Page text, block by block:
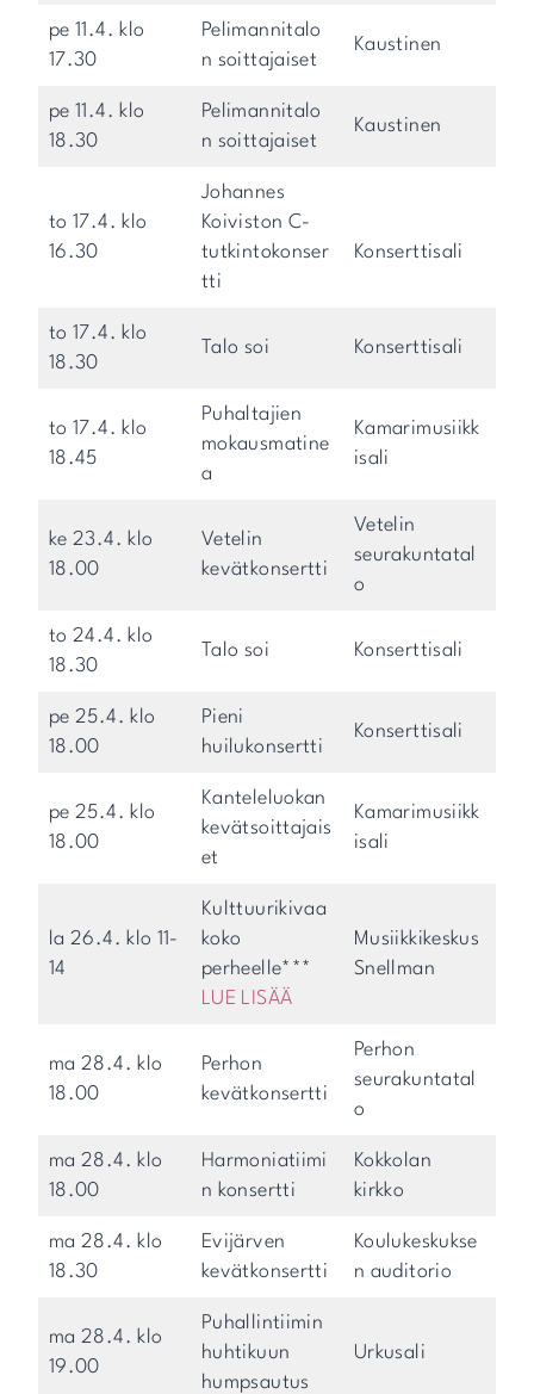
pe 11.4. klo
17.30
Pelimannitalo
n soittajaiset
Kaustinen
pe 11.4. klo
18.30
Pelimannitalo
n soittajaiset
Kaustinen
to 17.4. klo
16.30
Johannes
Koiviston C-
tutkintokonser
tti
Konserttisali
to 17.4. klo
18.30
Talo soi Konserttisali
to 17.4. klo
18.45
Puhaltajien
mokausmatine
a
Kamarimusiikk
isali
ke 23.4. klo
18.00
Vetelin
kevätkonsertti
Vetelin
seurakuntatal
o
to 24.4. klo
18.30
Talo soi Konserttisali
pe 25.4. klo
18.00
Pieni
huilukonsertti
Konserttisali
pe 25.4. klo
18.00
Kanteleluokan
kevätsoittajais
et
Kamarimusiikk
isali
la 26.4. klo 11-
14
Kulttuurikivaa
koko
perheelle***
LUE LISÄÄ
Musiikkikeskus
Snellman
ma 28.4. klo
18.00
Perhon
kevätkonsertti
Perhon
seurakuntatal
o
ma 28.4. klo
18.00
Harmoniatiimi
n konsertti
Kokkolan
kirkko
ma 28.4. klo
18.30
Evijärven
kevätkonsertti
Koulukeskukse
n auditorio
ma 28.4. klo
19.00
Puhallintiimin
huhtikuun
humpsautus
Urkusali